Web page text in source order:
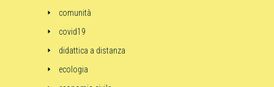
comunità
covid19
didattica a distanza
ecologia